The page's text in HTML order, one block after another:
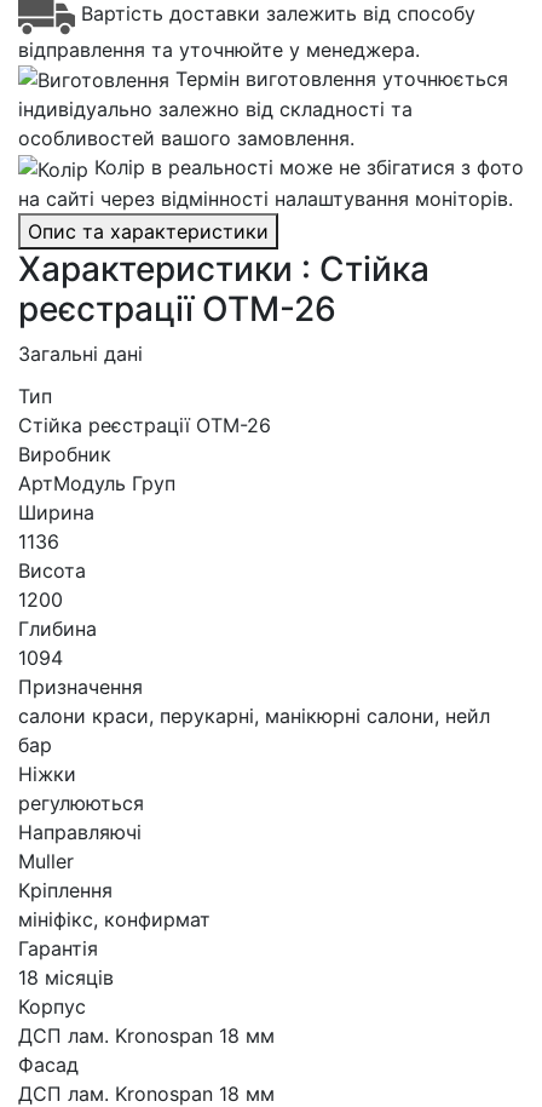
Вартість доставки залежить від способу
відправлення та уточнюйте у менеджера.
Термін виготовлення уточнюється
індивідуально залежно від складності та
особливостей вашого замовлення.
Колір в реальності може не збігатися з фото
на сайті через відмінності налаштування моніторів.
Опис та характеристики
Характеристики : Стійка
реєстрації ОТМ-26
Загальні дані
Тип
Стійка реєстрації ОТМ-26
Виробник
АртМодуль Груп
Ширина
1136
Висота
1200
Глибина
1094
Призначення
салони краси, перукарні, манікюрні салони, нейл
бар
Ніжки
регулюються
Направляючі
Muller
Кріплення
мініфікс, конфирмат
Гарантія
18 місяців
Корпус
ДСП лам. Kronospan 18 мм
Фасад
ДСП лам. Kronospan 18 мм